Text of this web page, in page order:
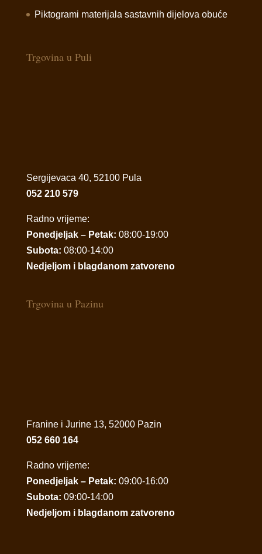
Piktogrami materijala sastavnih dijelova obuće
Trgovina u Puli
Sergijevaca 40, 52100 Pula
052 210 579
Radno vrijeme:
Ponedjeljak – Petak: 08:00-19:00
Subota: 08:00-14:00
Nedjeljom i blagdanom zatvoreno
Trgovina u Pazinu
Franine i Jurine 13, 52000 Pazin
052 660 164
Radno vrijeme:
Ponedjeljak – Petak: 09:00-16:00
Subota: 09:00-14:00
Nedjeljom i blagdanom zatvoreno